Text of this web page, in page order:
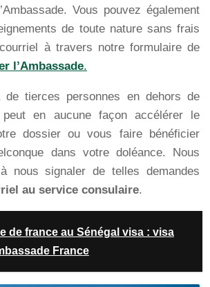
Vous pouvez également
de toute nature sans frais
à travers notre formulaire de
l’Ambassade.
de tierces personnes en dehors de
peut en aucune façon accélérer le
dossier ou vous faire bénéficier
dans votre doléance. Nous
nous signaler de telles demandes
au service consulaire.
de france au Sénégal visa : visa
France